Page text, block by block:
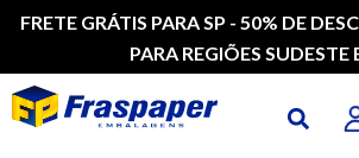
FRETE GRÁTIS PARA SP - 50% DE
PARA REGIÕES SUDESTE